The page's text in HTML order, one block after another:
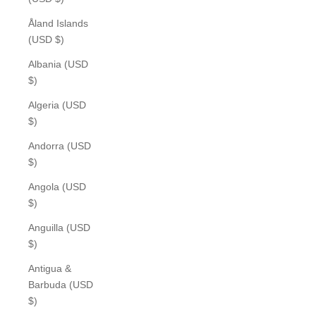
Åland Islands
(USD $)
Albania (USD
$)
Algeria (USD
$)
Andorra (USD
$)
Angola (USD
$)
Anguilla (USD
$)
Antigua &
Barbuda (USD
$)